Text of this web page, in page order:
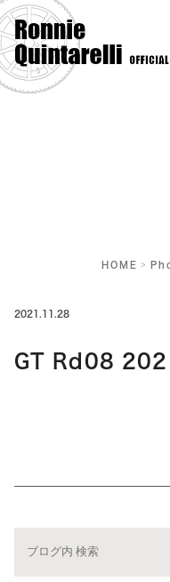
Race
Photo
HOME
2021.11.28
GT Rd08